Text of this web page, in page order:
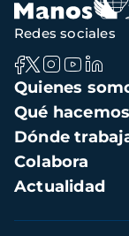
Navegación
principal
Quienes
Qué hacemos
Dónde
Colabora
Actualidad
Redes sociales